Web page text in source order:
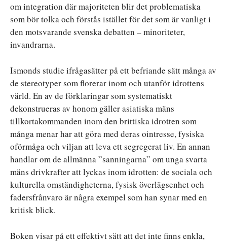
om integration där majoriteten blir det problematiska
som bör tolka och förstås istället för det som är vanligt i
den motsvarande svenska debatten – minoriteter,
invandrarna.
Ismonds studie ifrågasätter på ett befriande sätt många av
de stereotyper som florerar inom och utanför idrottens
värld. En av de förklaringar som systematiskt
dekonstrueras av honom gäller asiatiska mäns
tillkortakommanden inom den brittiska idrotten som
många menar har att göra med deras ointresse, fysiska
oförmåga och viljan att leva ett segregerat liv. En annan
handlar om de allmänna ”sanningarna” om unga svarta
mäns drivkrafter att lyckas inom idrotten: de sociala och
kulturella omständigheterna, fysisk överlägsenhet och
fadersfrånvaro är några exempel som han synar med en
kritisk blick.
Boken visar på ett effektivt sätt att det inte finns enkla,